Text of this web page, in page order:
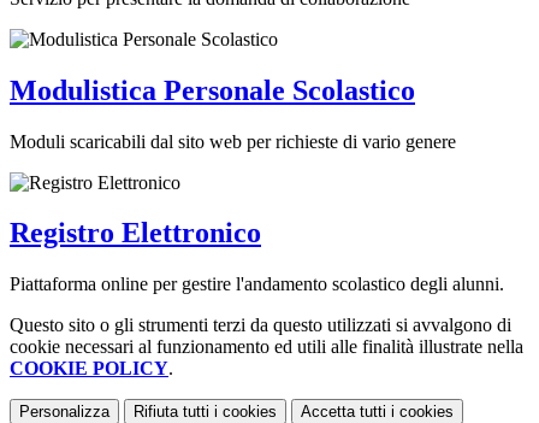
Modulistica Personale Scolastico
Moduli scaricabili dal sito web per richieste di vario genere
Registro Elettronico
Piattaforma online per gestire l'andamento scolastico degli alunni.
Questo sito o gli strumenti terzi da questo utilizzati si avvalgono di
cookie necessari al funzionamento ed utili alle finalità illustrate nella
COOKIE POLICY.
Personalizza Rifiuta tutti i cookies Accetta tutti i cookies